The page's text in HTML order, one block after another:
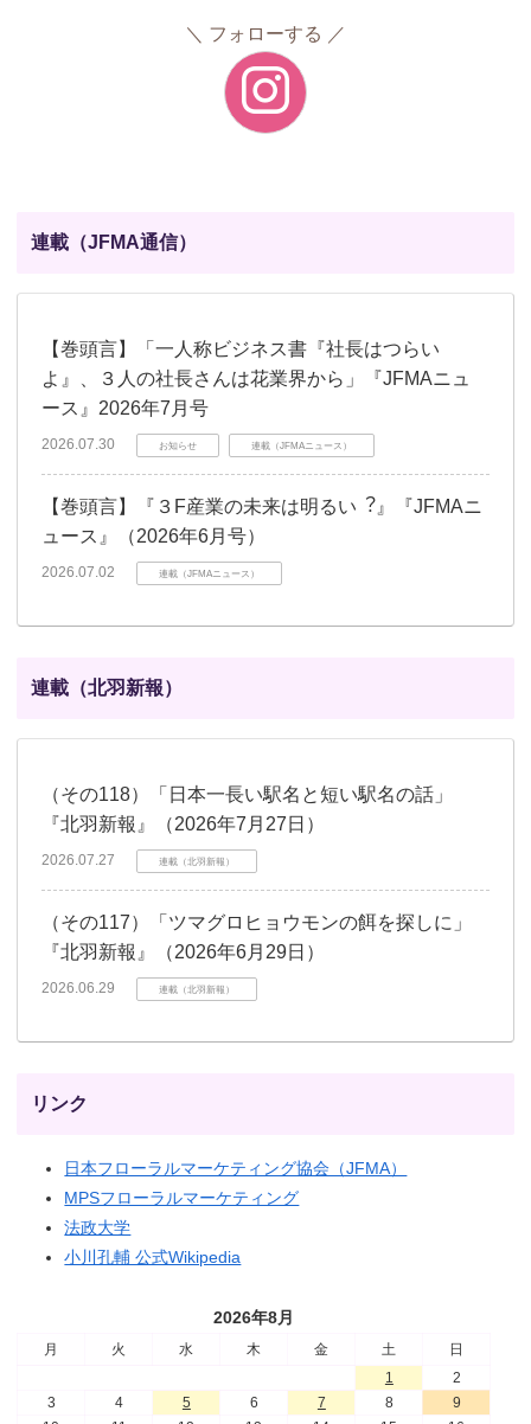
フォローする
連載（JFMA通信）
【巻頭言】「一人称ビジネス書『社長はつらい
よ』、３人の社長さんは花業界から」『JFMAニュ
ース』2026年7月号
2026.07.30 お知らせ 連載（JFMAニュース）
【巻頭言】『３F産業の未来は明るい︖』『JFMAニ
ュース』（2026年6月号）
2026.07.02 連載（JFMAニュース）
連載（北羽新報）
（その118）「日本一長い駅名と短い駅名の話」
『北羽新報』（2026年7月27日）
2026.07.27 連載（北羽新報）
（その117）「ツマグロヒョウモンの餌を探しに」
『北羽新報』（2026年6月29日）
2026.06.29 連載（北羽新報）
リンク
日本フローラルマーケティング協会（JFMA）
MPSフローラルマーケティング
法政大学
小川孔輔 公式Wikipedia
2026年8月
月 火 水 木 金 土
日
1
2
3
4 5 6 7 8
9